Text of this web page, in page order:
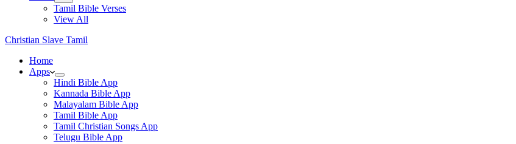
Tamil Bible Verses
View All
Christian Slave Tamil
Home
Apps
Hindi Bible App
Kannada Bible App
Malayalam Bible App
Tamil Bible App
Tamil Christian Songs App
Telugu Bible App